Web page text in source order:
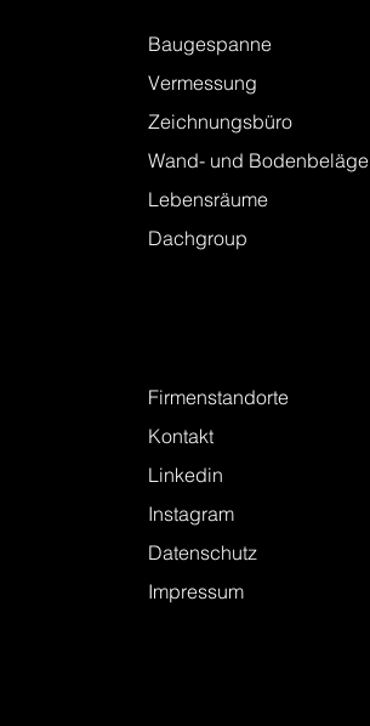
Baugespanne
Vermessung
Zeichnungsbüro
Wand- und Bodenbeläge
Lebensräume
Dachgroup
Firmenstandorte
Kontakt
Linkedin
Instagram
Datenschutz
Impressum